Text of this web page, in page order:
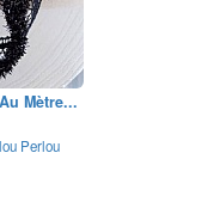
Mètre...
Perlou